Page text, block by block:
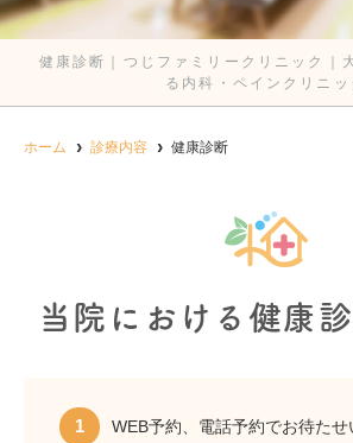
健康診断｜つじファミリークリニック｜
る内科・ペインクリニッ
ホーム 診療内容 健康診断
当院における健康
WEB予約、電話予約でお待たせ